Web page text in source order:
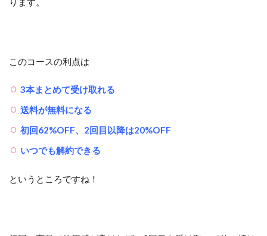
このコースの利点は
3本まとめて受け取れる
送料が無料になる
初回62%OFF、2回目以降は20%OFF
いつでも解約できる
というところですね！